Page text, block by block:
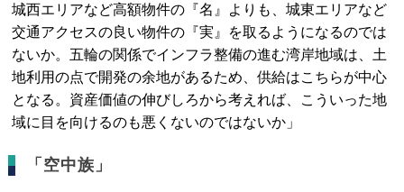
城西エリアなど高額物件の『名』よりも、城東エリアなど
交通アクセスの良い物件の『実』を取るようになるのでは
ないか。五輪の関係でインフラ整備の進む湾岸地域は、土
地利用の点で開発の余地があるため、供給はこちらが中心
となる。資産価値の伸びしろから考えれば、こういった地
域に目を向けるのも悪くないのではないか」
「空中族」